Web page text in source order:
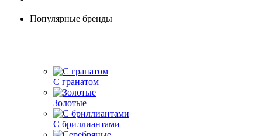
Популярные бренды
С гранатом
Золотые
С бриллиантами